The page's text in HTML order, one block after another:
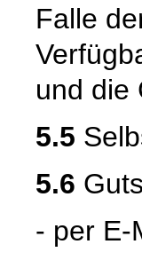
Falle
und die
5.5
5.6
- per E-